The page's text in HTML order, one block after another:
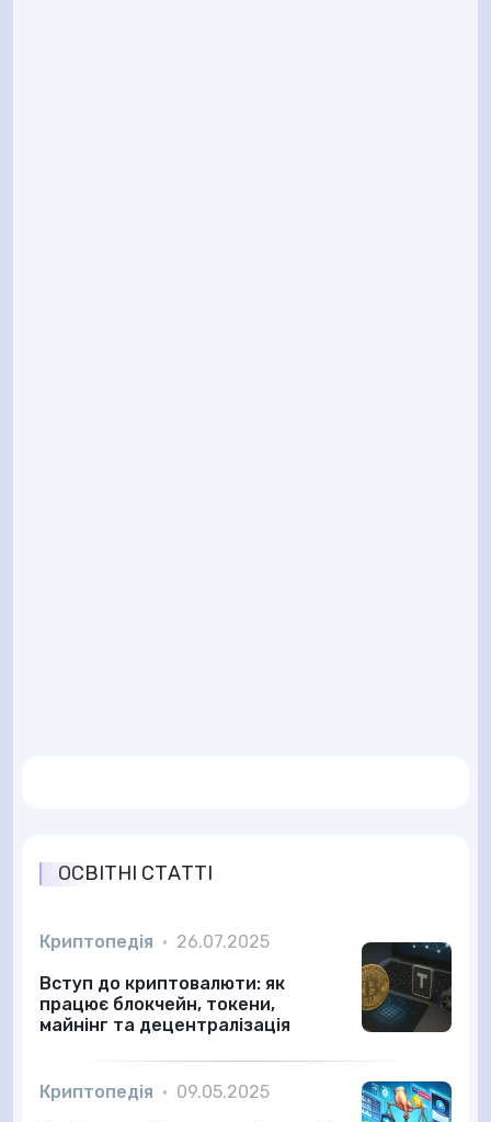
ОСВІТНІ СТАТТІ
Криптопедія • 26.07.2025
Вступ до криптовалюти: як
працює блокчейн, токени,
майнінг та децентралізація
Криптопедія • 09.05.2025